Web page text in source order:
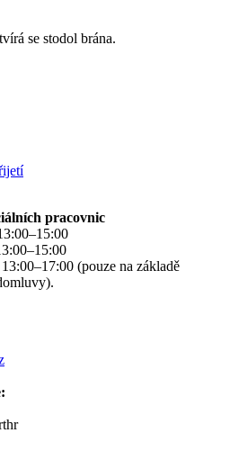
se stodol brána.
pracovnic
(pouze na základě